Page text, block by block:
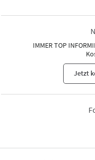
IMMER TOP
Jetzt